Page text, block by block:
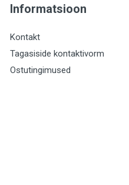
Informatsioon
Kontakt
Tagasiside kontaktivorm
Ostutingimused